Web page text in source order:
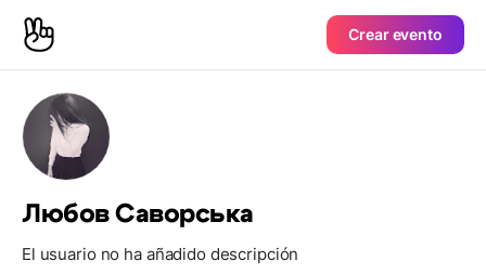
Crear evento
Любов Саворська
El usuario no ha añadido descripción